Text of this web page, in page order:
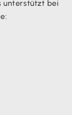
unterstützt bei